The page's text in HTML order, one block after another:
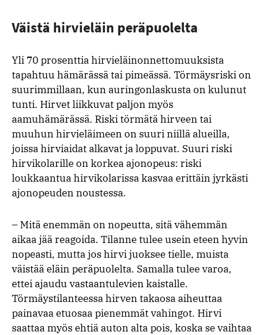
Väistä hirvieläin peräpuolelta
Yli 70 prosenttia hirvieläinonnettomuuksista
tapahtuu hämärässä tai pimeässä. Törmäysriski on
suurimmillaan, kun auringonlaskusta on kulunut
tunti. Hirvet liikkuvat paljon myös
aamuhämärässä. Riski törmätä hirveen tai
muuhun hirvieläimeen on suuri niillä alueilla,
joissa hirviaidat alkavat ja loppuvat. Suuri riski
hirvikolarille on korkea ajonopeus: riski
loukkaantua hirvikolarissa kasvaa erittäin jyrkästi
ajonopeuden noustessa.
– Mitä enemmän on nopeutta, sitä vähemmän
aikaa jää reagoida. Tilanne tulee usein eteen hyvin
nopeasti, mutta jos hirvi juoksee tielle, muista
väistää eläin peräpuolelta. Samalla tulee varoa,
ettei ajaudu vastaantulevien kaistalle.
Törmäystilanteessa hirven takaosa aiheuttaa
painavaa etuosaa pienemmät vahingot. Hirvi
saattaa myös ehtiä auton alta pois, koska se vaihtaa